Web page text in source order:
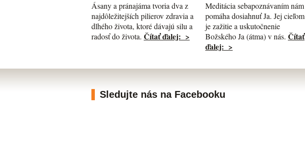
Ásany a pránajáma tvoria dva z
najdôležitejších pilierov zdravia a
dlhého života, ktoré dávajú silu a
radosť do života. Čítať ďalej: >
Meditácia sebapoznávaním nám
pomáha dosiahnuť Ja. Jej cieľom
je zažitie a uskutočnenie
Božského Ja (átma) v nás. Čítať
ďalej: >
Sledujte nás na Facebooku